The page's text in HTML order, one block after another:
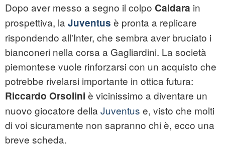
Dopo aver messo a segno il colpo Caldara in
prospettiva, la Juventus è pronta a replicare
rispondendo all'Inter, che sembra aver bruciato i
bianconeri nella corsa a Gagliardini. La società
piemontese vuole rinforzarsi con un acquisto che
potrebbe rivelarsi importante in ottica futura:
Riccardo Orsolini è vicinissimo a diventare un
nuovo giocatore della Juventus e, visto che molti
di voi sicuramente non sapranno chi è, ecco una
breve scheda.